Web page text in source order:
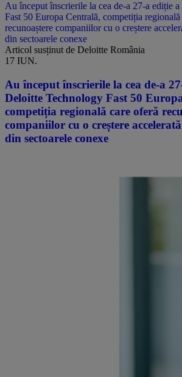
Au început înscrierile la cea de-a 27-a ediție
Fast 50 Europa Centrală, competiția regională
recunoaștere companiilor cu o creștere
din sectoarele conexe
Articol susținut de Deloitte România
17 IUN.
Au început înscrierile la cea de-a
Deloitte Technology Fast 50
competiția regională care oferă
companiilor cu o creștere
din sectoarele conexe